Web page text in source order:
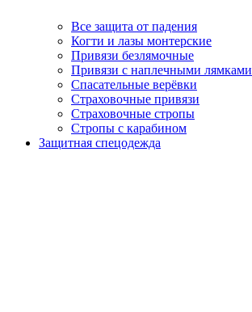
Все защита от падения
Когти и лазы монтерские
Привязи безлямочные
Привязи с наплечными лямками
Спасательные верёвки
Страховочные привязи
Страховочные стропы
Стропы с карабином
Защитная спецодежда